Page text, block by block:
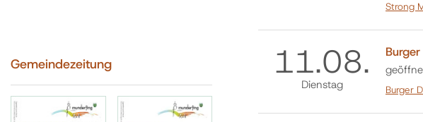
Strong
11.08.
Dienstag Burger
Gemeindezeitung